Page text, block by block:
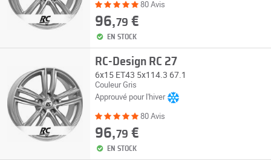
80 Avis
96,79 €
EN STOCK
RC-Design RC 27
6x15 ET43 5x114.3 67.1
Couleur Gris
Approuvé pour l'hiver
80 Avis
96,79 €
EN STOCK